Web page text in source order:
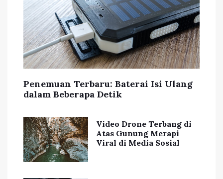
Penemuan Terbaru: Baterai Isi Ulang
dalam Beberapa Detik
Video Drone Terbang di
Atas Gunung Merapi
Viral di Media Sosial